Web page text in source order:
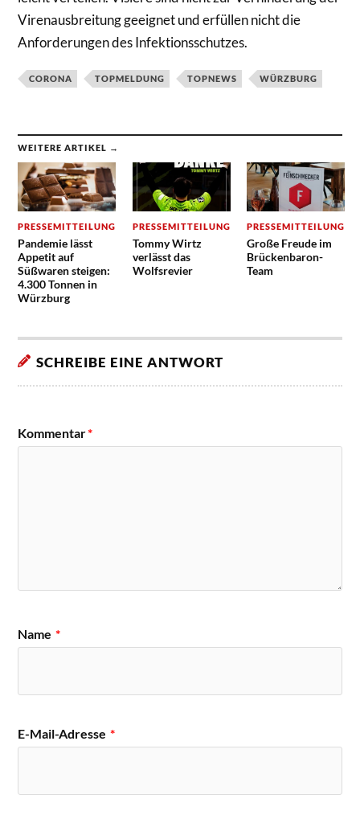
Virenausbreitung geeignet und erfüllen nicht die
Anforderungen des Infektionsschutzes.
CORONA TOPMELDUNG TOPNEWS WÜRZBURG
WEITERE ARTIKEL →
PRESSEMITTEILUNG
Pandemie lässt
Appetit auf
Süßwaren steigen:
4.300 Tonnen in
Würzburg
PRESSEMITTEILUNG
Tommy Wirtz
verlässt das
Wolfsrevier
PRESSEMITTEILUNG
Große Freude im
Brückenbaron-
Team
SCHREIBE EINE ANTWORT
Kommentar*
Name *
E-Mail-Adresse *